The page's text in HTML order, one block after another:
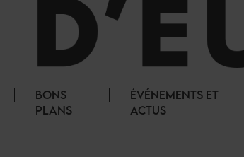
BONS
PLANS
ÉVÉNEMENTS ET
ACTUS